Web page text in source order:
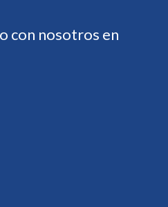
con nosotros en